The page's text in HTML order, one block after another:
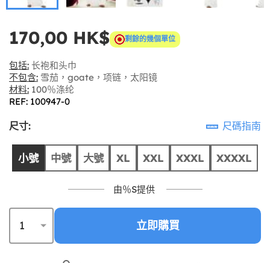
170,00 HK$ 剩餘的幾個單位
包括: 长袍和头巾
不包含: 雪茄，goate，项链，太阳镜
材料: 100％涤纶
REF: 100947-0
尺寸: 尺碼指南
小號 中號 大號 XL XXL XXXL XXXXL
由％S提供
立即購買